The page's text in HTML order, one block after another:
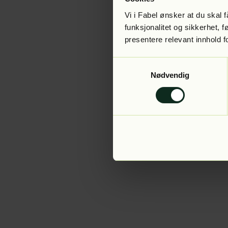
Vi i Fabel ønsker at du skal
funksjonalitet og sikkerhet,
presentere relevant innhold
Nødvendig
Application